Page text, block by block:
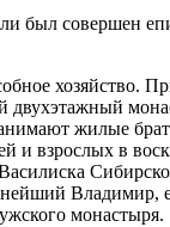
был совершен
хозяйство.
двухэтажный
жилые
и взрослых в
Владимир,
монастыря.